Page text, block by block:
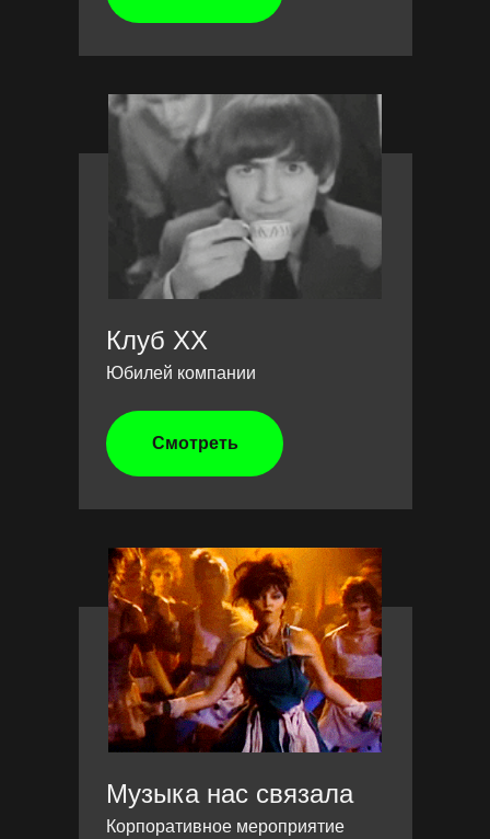
Клуб XX
Музыка нас связала
Смотреть
Юбилей компании
Корпоративное мероприятие